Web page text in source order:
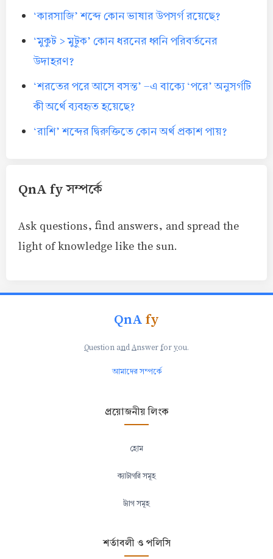
‘কারসাজি’ শব্দে কোন ভাষার উপসর্গ রয়েছে?
‘মুকুট > মুটুক’ কোন ধরনের ধ্বনি পরিবর্তনের
উদাহরণ?
‘শরতের পরে আসে বসন্ত’ -এ বাক্যে ‘পরে’ অনুসর্গটি
কী অর্থে ব্যবহৃত হয়েছে?
‘রাশি’ শব্দের দ্বিরুক্তিতে কোন অর্থ প্রকাশ পায়?
QnA fy সম্পর্কে
Ask questions, find answers, and spread the
light of knowledge like the sun.
QnAfy
Question andAnswer foryou.
আমাদের সম্পর্কে
প্রয়োজনীয় লিংক
হোম
ক্যাটাগরি সমূহ
ট্যাগ সমূহ
শর্তাবলী ও পলিসি